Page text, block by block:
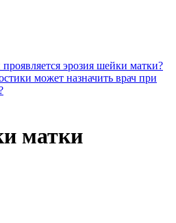
эрозия шейки матки?
может назначить врач при
матки